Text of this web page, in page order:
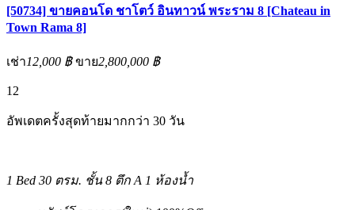
[50734] ขายคอนโด ชาโตว์ อินทาวน์ พระราม 8 [Chateau in
Town Rama 8]
เช่า12,000 ฿ ขาย2,800,000 ฿
12
อัพเดตครั้งสุดท้ายมากกว่า 30 วัน
1 Bed 30 ตรม. ชั้น 8 ตึก A 1 ห้องน้ำ